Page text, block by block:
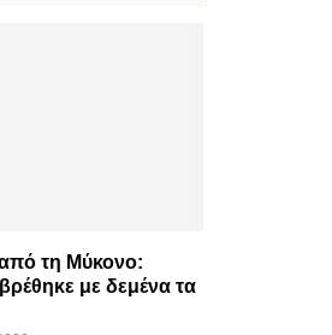
τη Μύκονο:
με δεμένα τα